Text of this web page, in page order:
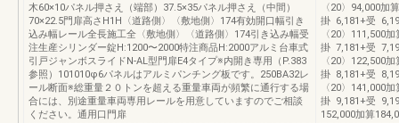
木60×10パネル押さえ（端部）37.5×35パネル押さえ（中間）
70×22.5門扉高さH1H〈道路側〉〈敷地側〉174有効開口幅引き
込み幅レール全長施工全〈敷地側〉〈道路側〉174引き込み幅受
注生産シリンダー錠H:1200〜2000特注商品H:2000アルミ台車式
引戸ジャンボスライドN-AL型門扉E4タイプ※内開き専用（P.383
参照）101010φ6パネルはアルミパンチング板です。250BA32レ
ール断面※総重量２０トンを超える重量車両が頻繁に通行する場
合には、別途重量車両専用レールを用意していますのでご相談
ください。通用口門扉
〈20〉94,000加
掛 6,181+受
〈20〉111,500
掛 7,181+受
〈20〉122,500
掛 8,181+受
〈20〉141,000
掛 9,181+受
152,000加算